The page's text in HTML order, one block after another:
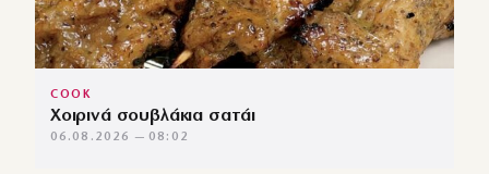
COOK
Χοιρινά σουβλάκια σατάι
06.08.2026 — 08:02